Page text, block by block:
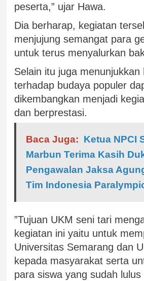
peserta,” ujar Hawa.
Dia berharap, kegiatan
menjujung semangat para
untuk terus menyalurkan
Selain itu juga menunjukkan
terhadap budaya populer
dikembangkan menjadi
dan berprestasi.
Baca Juga: Ketua NPCI
Marbun Terima Kasih
Pengawalan Jaksa
Tim Indonesia
”Tujuan UKM seni tari
kegiatan ini yaitu untuk
Universitas Semarang dan
kepada masyarakat serta
para siswa yang sudah